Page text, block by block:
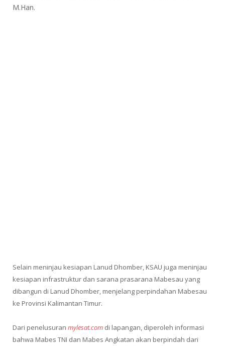
M.Han.
Selain meninjau kesiapan Lanud Dhomber, KSAU juga meninjau
kesiapan infrastruktur dan sarana prasarana Mabesau yang
dibangun di Lanud Dhomber, menjelang perpindahan Mabesau
ke Provinsi Kalimantan Timur.
Dari penelusuran mylesat.com di lapangan, diperoleh informasi
bahwa Mabes TNI dan Mabes Angkatan akan berpindah dari